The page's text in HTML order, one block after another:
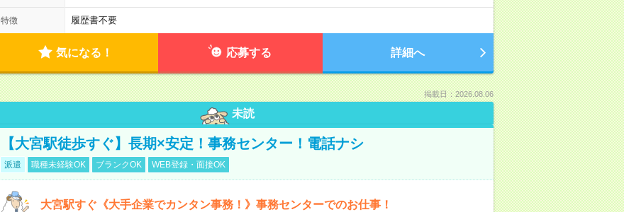
特徴 履歴書不要
気になる！ 応募する 詳細へ
掲載日：2026.08.06
未読
【大宮駅徒歩すぐ】長期×安定！事務センター！電話ナシ
派遣 職種未経験OK ブランクOK WEB登録・面接OK
大宮駅すぐ《大手企業でカンタン事務！》事務センターでのお仕事！